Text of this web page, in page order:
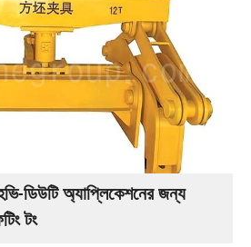
ডিউটি অ্যাপ্লিকেশনের জন্য
টং